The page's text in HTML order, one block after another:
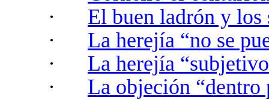
·
El buen ladrón y los
·
La herejía “no se
·
La herejía
·
La objeción “dentro